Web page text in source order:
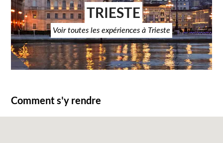
TRIESTE
Voir toutes les expériences à Trieste
Comment s'y rendre